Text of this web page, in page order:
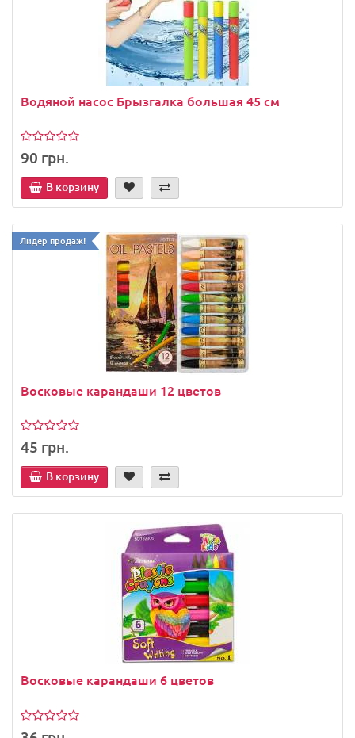
Водяной насос Брызгалка большая 45 см
90 грн.
В корзину
Лидер продаж!
Восковые карандаши 12 цветов
45 грн.
В корзину
Восковые карандаши 6 цветов